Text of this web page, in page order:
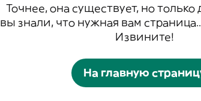
Точнее, она существует, но только
вы знали, что нужная вам
Извините!
На главную